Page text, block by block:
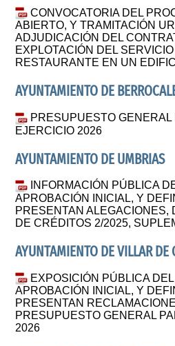
CONVOCATORIA DEL
ABIERTO, Y TRAMITACIÓN
ADJUDICACIÓN DEL
EXPLOTACIÓN DEL
RESTAURANTE EN UN
AYUNTAMIENTO DE
PRESUPUESTO GENERAL
EJERCICIO 2026
AYUNTAMIENTO DE UMBRIAS
INFORMACIÓN PÚBLICA
APROBACIÓN INICIAL, Y
PRESENTAN ALEGACIONES,
DE CRÉDITOS 2/2025,
AYUNTAMIENTO DE VILLAR DE
EXPOSICIÓN PÚBLICA
APROBACIÓN INICIAL, Y
PRESENTAN
PRESUPUESTO GENERAL
2026